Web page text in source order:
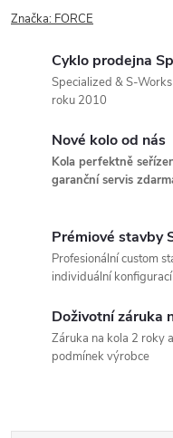
Značka: FORCE
Cyklo prodejna
Specialized & S-
roku 2010
Nové kolo od nás
Kola perfektně
garanční servis
Prémiové stavby
Profesionální custom
individuální
Doživotní záruka
Záruka na kola 2 roky
podmínek výrobce